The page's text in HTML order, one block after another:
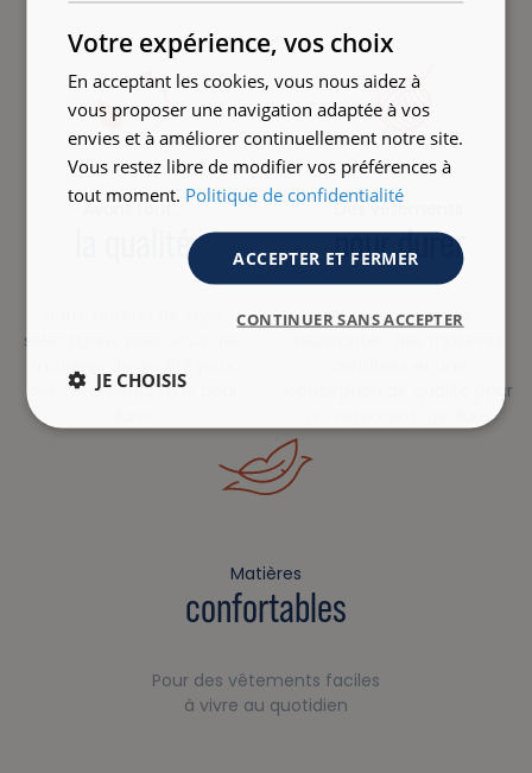
Avant tout…
la qualité
sélectionne pour vous des
matières de qualité pour
des vêtements faits pour
Des vêtements
pour durer
Un choix de fibres
conception de qualité pour
un vêtement qui dure.
Matières
confortables
Pour des vêtements faciles
à vivre au quotidien
Votre expérience, vos choix
En acceptant les cookies, vous nous aidez à
vous proposer une navigation adaptée à vos
envies et à améliorer continuellement notre site.
Vous restez libre de modifier vos préférences à
tout moment. Politique de confidentialité
ACCEPTER ET FERMER
CONTINUER SANS ACCEPTER
JE CHOISIS